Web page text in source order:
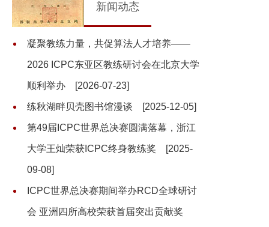
新闻动态
凝聚教练力量，共促算法人才培养——
2026 ICPC东亚区教练研讨会在北京大学
顺利举办 [2026-07-23]
练秋湖畔贝壳图书馆漫谈 [2025-12-05]
第49届ICPC世界总决赛圆满落幕，浙江
大学王灿荣获ICPC终身教练奖 [2025-
09-08]
ICPC世界总决赛期间举办RCD全球研讨
会 亚洲四所高校荣获首届突出贡献奖